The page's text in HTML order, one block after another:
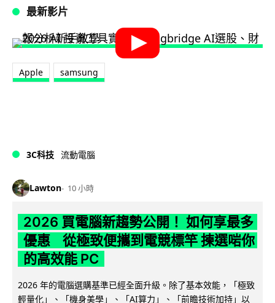
最新影片
Apple samsung
3C科技 流動電腦
Lawton 10 小時
2026 買電腦新趨勢公開！ 如何享最多
優惠 從極致便攜到電競標竿 揀選啱你
的高效能 PC
2026 年的電腦選購基準已經全面升級。除了基本效能，「極致
輕量化」、「機身美學」、「AI算力」、「前瞻技術加持」以